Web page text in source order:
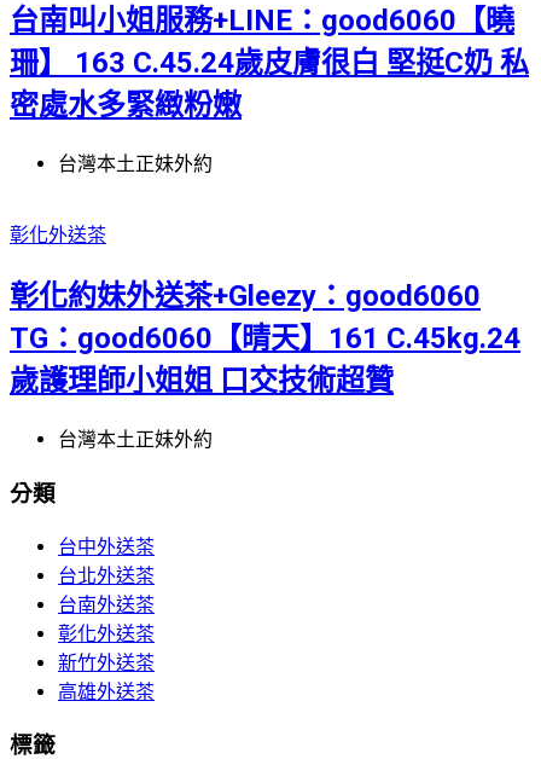
台南叫小姐服務+LINE：good6060【曉
珊】 163 C.45.24歲皮膚很白 堅挺C奶 私
密處水多緊緻粉嫩
台灣本土正妹外約
彰化外送茶
彰化約妹外送茶+Gleezy：good6060
TG：good6060【晴天】161 C.45kg.24
歲護理師小姐姐 口交技術超贊
台灣本土正妹外約
分類
台中外送茶
台北外送茶
台南外送茶
彰化外送茶
新竹外送茶
高雄外送茶
標籤